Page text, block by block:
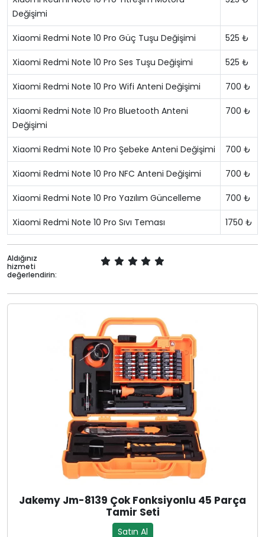
Değişimi
Xiaomi Redmi Note 10 Pro Güç Tuşu Değişimi 525 ₺
Xiaomi Redmi Note 10 Pro Ses Tuşu Değişimi 525 ₺
Xiaomi Redmi Note 10 Pro Wifi Anteni Değişimi 700 ₺
Xiaomi Redmi Note 10 Pro Bluetooth Anteni
Değişimi
700 ₺
Xiaomi Redmi Note 10 Pro Şebeke Anteni Değişimi 700 ₺
Xiaomi Redmi Note 10 Pro NFC Anteni Değişimi 700 ₺
Xiaomi Redmi Note 10 Pro Yazılım Güncelleme 700 ₺
Xiaomi Redmi Note 10 Pro Sıvı Teması 1750 ₺
Aldığınız
hizmeti
değerlendirin:
Jakemy Jm-8139 Çok Fonksiyonlu 45 Parça
Tamir Seti
Satın Al